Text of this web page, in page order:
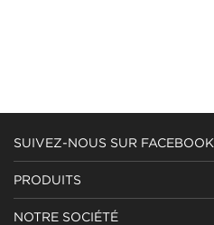
SUIVEZ-NOUS SUR FACEBOOK
PRODUITS
NOTRE SOCIÉTÉ